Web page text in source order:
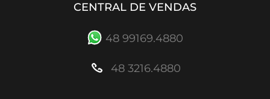
CENTRAL DE VENDAS
48 99169.4880
48 3216.4880